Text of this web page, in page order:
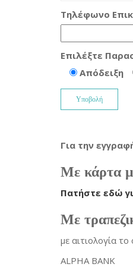
Τηλέφωνο
Επιλέξτε
Απόδειξη
Για την
Με κάρτα
Πατήστε εδώ
Με
με αιτιoλογία
ALPHA BANK